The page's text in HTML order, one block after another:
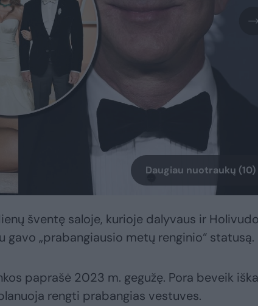
Daugiau nuotraukų (10)
šventę saloje, kurioje dalyvaus ir Holivudo
gavo „prabangiausio metų renginio“ statusą.
paprašė 2023 m. gegužę. Pora beveik
rengti prabangias vestuves.